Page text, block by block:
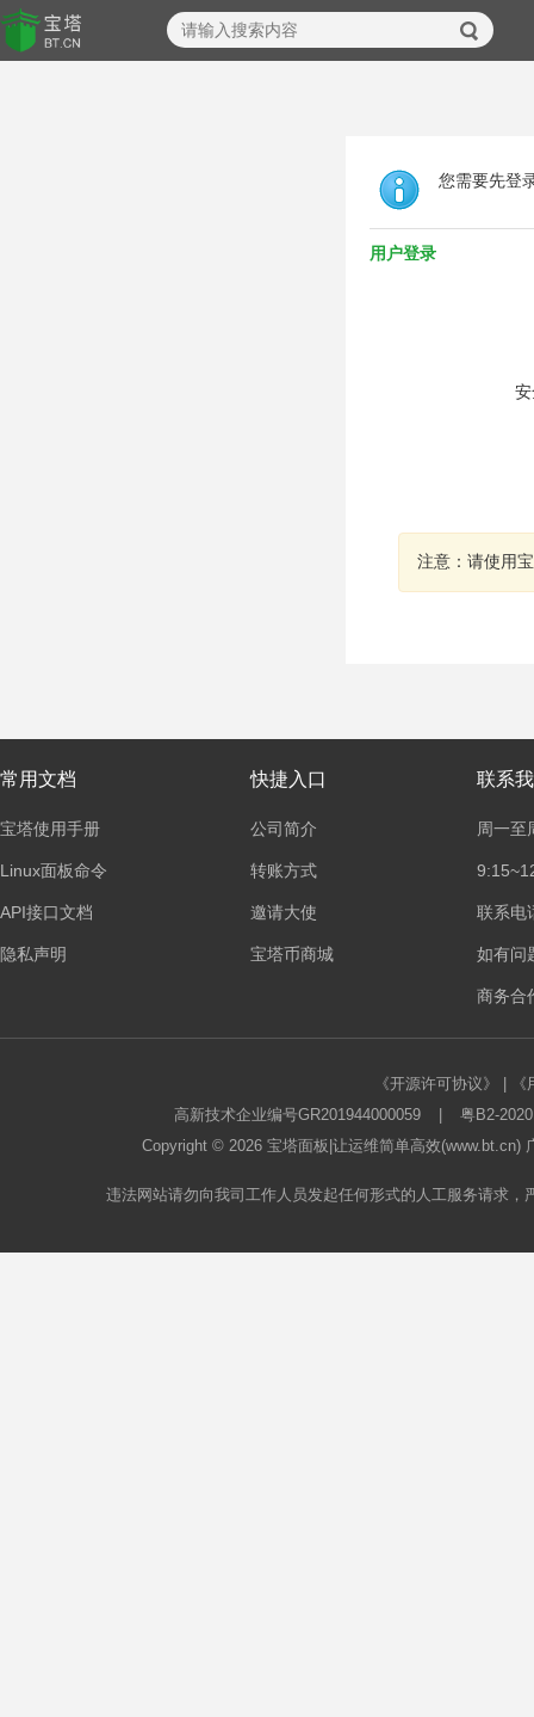
您需要先登
用户登录
注意：请使用
常用文档
宝塔使用手册
Linux面板命令
API接口文档
隐私声明
快捷入口
公司简介
转账方式
邀请大使
宝塔币商城
联系
周一至
联系电
如有问
商务合
《开源许可协议》
高新技术企业编号GR201944000059
粤B2-
Copyright © 2026 宝塔面板 |让运维简单高效
违法网站请勿向我司工作人员发起任何形式的人工服务请求，